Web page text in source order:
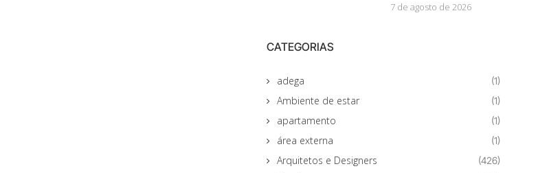
7 de agosto de 2026
CATEGORIAS
adega (1)
Ambiente de estar (1)
apartamento (1)
área externa (1)
Arquitetos e Designers (426)